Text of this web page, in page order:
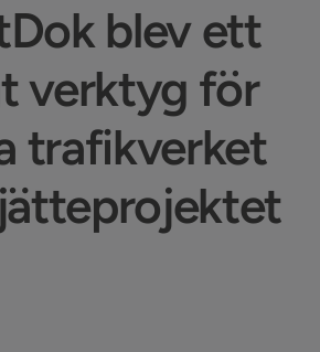
Funktioner
Nyheter
Företaget
Support
blev ett
verktyg för
trafikverket